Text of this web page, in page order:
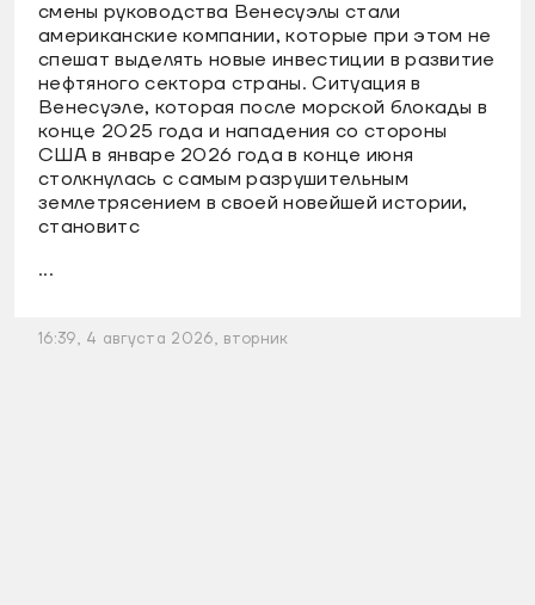
смены руководства Венесуэлы стали
американские компании, которые при этом не
спешат выделять новые инвестиции в развитие
нефтяного сектора страны. Ситуация в
Венесуэле, которая после морской блокады в
конце 2025 года и нападения со стороны
США в январе 2026 года в конце июня
столкнулась с самым разрушительным
землетрясением в своей новейшей истории,
становитс
...
16:39, 4 августа 2026, вторник